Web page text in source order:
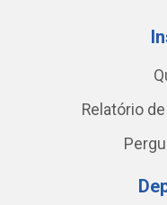
Relatório